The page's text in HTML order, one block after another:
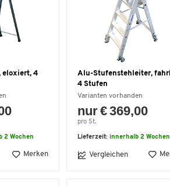
eloxiert, 4
2 Wochen
Merken
Alu-Stufenstehleiter,
4 Stufen
Varianten vorhanden
nur € 369,00
pro St.
Lieferzeit: innerhalb 2 Wochen
Vergleichen